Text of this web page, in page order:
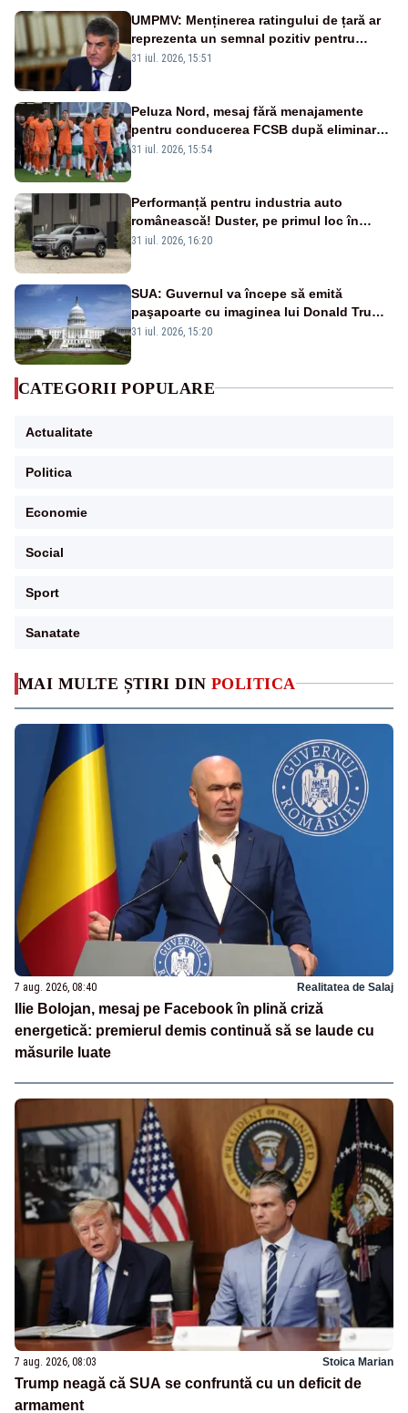
MAI MULTE ȘTIRI DIN POLITICA
7 aug. 2026, 08:40 Realitatea de Salaj
Ilie Bolojan, mesaj pe Facebook în plină criză
energetică: premierul demis continuă să se laude cu
măsurile luate
7 aug. 2026, 08:03 Stoica Marian
Trump neagă că SUA se confruntă cu un deficit de
armament
UMPMV: Menținerea ratingului de țară ar
reprezenta un semnal pozitiv pentru
România. Autoritățile trebuie să continue
31 iul. 2026, 15:51
Peluza Nord, mesaj fără menajamente
pentru conducerea FCSB după eliminarea
rușinoasă din Conference League
31 iul. 2026, 15:54
Performanță pentru industria auto
românească! Duster, pe primul loc în
topul vânzărilor din Ucraina
31 iul. 2026, 16:20
SUA: Guvernul va începe să emită
paşapoarte cu imaginea lui Donald Trump
începând cu 8 august
31 iul. 2026, 15:20
CATEGORII POPULARE
Actualitate
Politica
Economie
Social
Sport
Sanatate